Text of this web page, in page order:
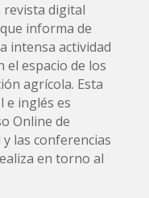
revista digital
informa de
intensa actividad
el espacio de los
agrícola. Esta
e inglés es
Online de
las conferencias
en torno al